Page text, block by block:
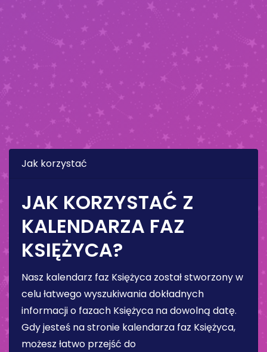
Jak korzystać
JAK KORZYSTAĆ Z
KALENDARZA FAZ
KSIĘŻYCA?
Nasz kalendarz faz Księżyca został stworzony w
celu łatwego wyszukiwania dokładnych
informacji o fazach Księżyca na dowolną datę.
Gdy jesteś na stronie kalendarza faz Księżyca,
możesz łatwo przejść do